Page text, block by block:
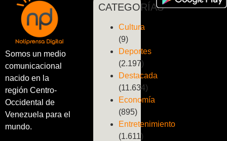
Somos un medio
comunicacional
nacido en la
región Centro-
Occidental de
Venezuela para el
mundo.
CATEGORÍAS
Cultura
(9)
Deportes
(2.197)
Destacada
(11.634)
Economía
(895)
Entretenimiento
(1.611)